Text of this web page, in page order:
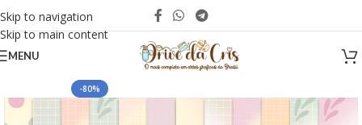
Skip to navigation
Skip to main content
MENU
-80%